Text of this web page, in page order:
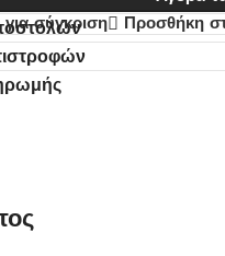
σύγκριση
Προσθήκη